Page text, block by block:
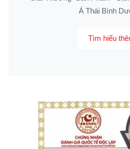
Á Thái Bình
Tìm hiểu